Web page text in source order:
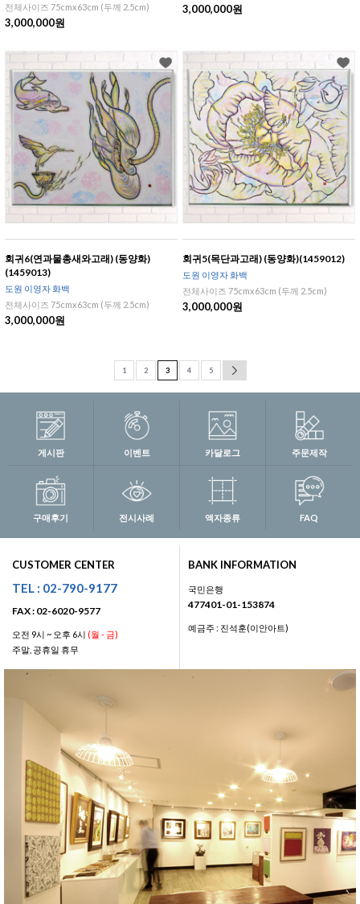
전체사이즈 75cmx63cm (두께 2.5cm)
3,000,000원
3,000,000원
회귀6(연과물총새와고래) (동양화)
(1459013)
도원 이영자 화백
전체사이즈 75cmx63cm (두께 2.5cm)
3,000,000원
회귀5(목단과고래) (동양화)(1459012)
도원 이영자 화백
전체사이즈 75cmx63cm (두께 2.5cm)
3,000,000원
1 2 3 4 5
게시판 이벤트 카달로그 주문제작
구매후기 전시사례 액자종류 FAQ
CUSTOMER CENTER
TEL : 02-790-9177
FAX : 02-6020-9577
오전 9시 ~ 오후 6시 (월 - 금)
주말, 공휴일 휴무
BANK INFORMATION
국민은행
477401-01-153874
예금주 : 진석훈(이안아트)